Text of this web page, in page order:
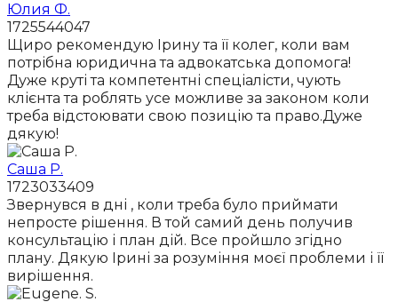
Юлия Ф.
1725544047
Щиро рекомендую Ірину та її колег, коли вам
потрібна юридична та адвокатська допомога!
Дуже круті та компетентні спеціалісти, чують
клієнта та роблять усе можливе за законом коли
треба відстоювати свою позицію та право.Дуже
дякую!
Саша Р.
1723033409
Звернувся в дні , коли треба було приймати
непросте рішення. В той самий день получив
консультацію і план дій. Все пройшло згідно
плану. Дякую Ірині за розуміння моєї проблеми і її
вирішення.